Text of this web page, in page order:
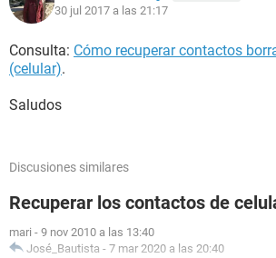
30 jul 2017 a las 21:17
Consulta: Cómo recuperar contactos
(celular).
Saludos
Discusiones similares
Recuperar los contactos de
mari - 9 nov 2010 a las 13:40
José_Bautista - 7 mar 2020 a las 20:40